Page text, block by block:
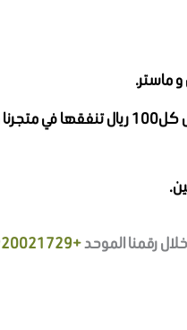
و ماستر.
قدر ولاءك ونريد مكافأتك على كل عملية شراء!
رقمنا الموحد+966920021729